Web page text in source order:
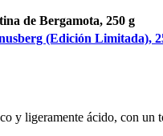
de Bergamota, 250 g
(Edición Limitada),
y ligeramente ácido, con